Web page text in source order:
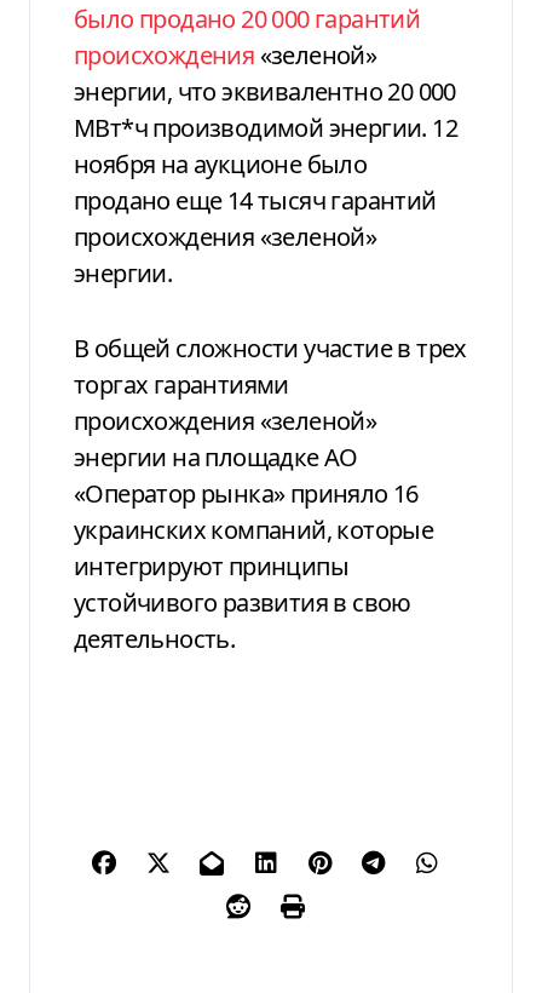
было продано 20 000 гарантий
происхождения«зеленой»
энергии, что эквивалентно 20 000
МВт*ч производимой энергии. 12
ноября на аукционе было
продано еще 14 тысяч гарантий
происхождения «зеленой»
энергии.
В общей сложности участие в трех
торгах гарантиями
происхождения «зеленой»
энергии на площадке АО
«Оператор рынка» приняло 16
украинских компаний, которые
интегрируют принципы
устойчивого развития в свою
деятельность.